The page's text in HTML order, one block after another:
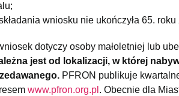
wniosku nie ukończyła 65. roku
dotyczy osoby małoletniej lub
jest od lokalizacji, w której
PFRON publikuje
www.pfron.org.pl . Obecnie dla